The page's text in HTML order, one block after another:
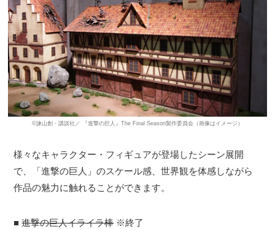
©諫山創・講談社／ 『進撃の巨人』The Final Season製作委員会（画像はイメージ）
様々なキャラクター・フィギュアが登場したシーン展開
で、「進撃の巨人」のスケール感、世界観を体感しながら
作品の魅力に触れることができます。
■進撃の巨人イライラ棒※終了